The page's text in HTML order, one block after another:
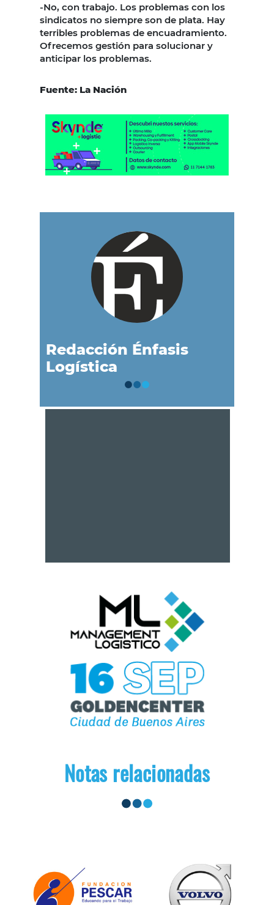
-No, con trabajo. Los problemas con los
sindicatos no siempre son de plata. Hay
terribles problemas de encuadramiento.
Ofrecemos gestión para solucionar y
anticipar los problemas.
Fuente: La Nación
Redacción Énfasis
Logística
Notas relacionadas